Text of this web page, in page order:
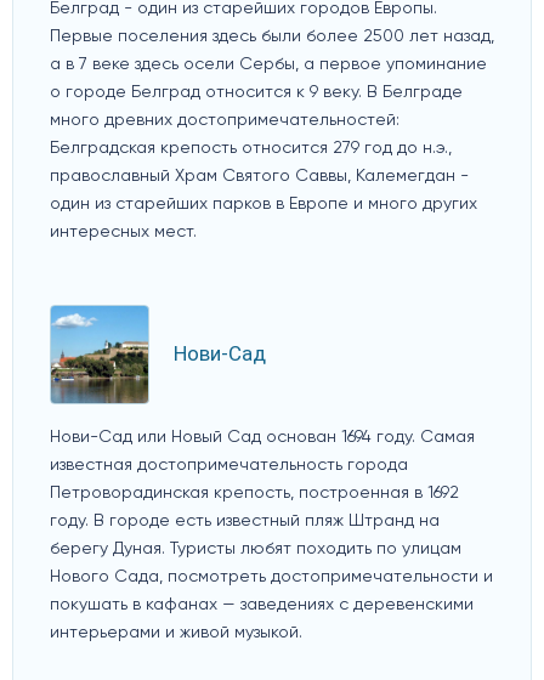
Белград - один из старейших городов Европы.
Первые поселения здесь были более 2500 лет назад,
а в 7 веке здесь осели Сербы, а первое упоминание
о городе Белград относится к 9 веку. В Белграде
много древних достопримечательностей:
Белградская крепость относится 279 год до н.э.,
православный Храм Святого Саввы, Калемегдан -
один из старейших парков в Европе и много других
интересных мест.
Нови-Сад
Нови-Сад или Новый Сад основан 1694 году. Самая
известная достопримечательность города
Петроворадинская крепость, построенная в 1692
году. В городе есть известный пляж Штранд на
берегу Дуная. Туристы любят походить по улицам
Нового Сада, посмотреть достопримечательности и
покушать в кафанах — заведениях с деревенскими
интерьерами и живой музыкой.